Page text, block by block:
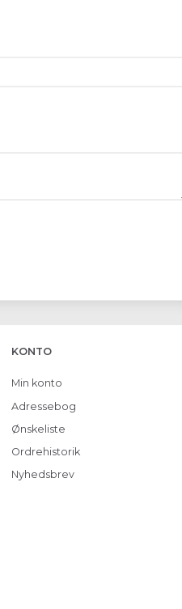
KONTO
Min konto
Adressebog
Ønskeliste
Ordrehistorik
Nyhedsbrev